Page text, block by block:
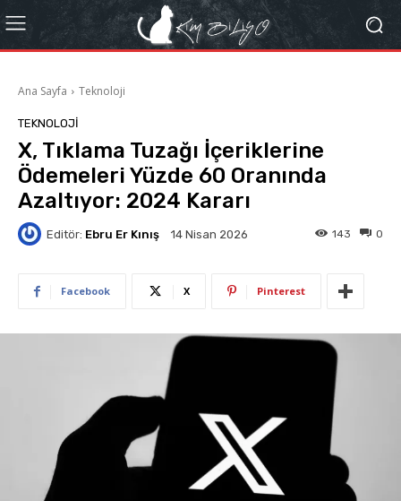
Ana Sayfa Teknoloji
TEKNOLOJI
X, Tıklama Tuzağı İçeriklerine
Ödemeleri Yüzde 60 Oranında
Azaltıyor: 2024 Kararı
Editör: Ebru Er Kınış 14 Nisan 2026 0
143
Facebook X Pinterest